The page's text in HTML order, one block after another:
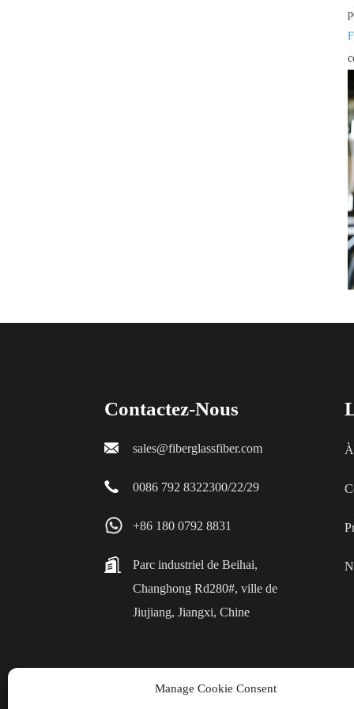
Contactez-Nous
sales@fiberglassfiber.com
0086 792 8322300/22/29
+86 180 0792 8831
Parc industriel de Beihai,
Changhong Rd280#, ville de
Jiujiang, Jiangxi, Chine
Manage Cookie Consent